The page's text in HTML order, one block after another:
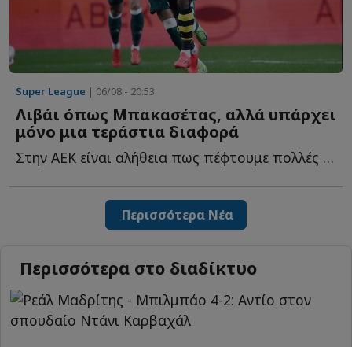
Super League | 06/08 - 20:53
Λιβάι όπως Μπακασέτας, αλλά υπάρχει
μόνο μια τεράστια διαφορά
Στην ΑΕΚ είναι αλήθεια πως πέφτουμε πολλές στην παγίδα ν...
Περισσότερα Νέα
Περισσότερα στο διαδίκτυο